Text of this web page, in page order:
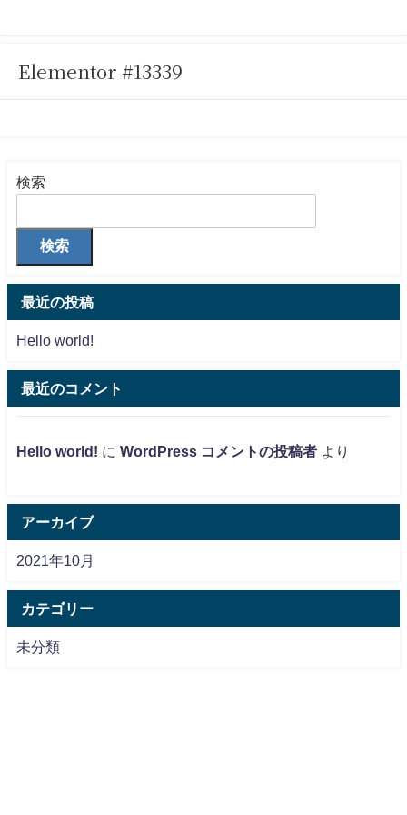
Elementor #13339
検索
検索
最近の投稿
Hello world!
最近のコメント
Hello world! に WordPress コメントの投稿者 より
アーカイブ
2021年10月
カテゴリー
未分類